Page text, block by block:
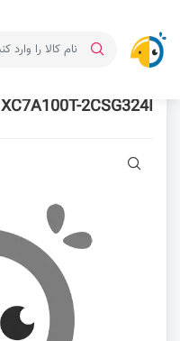
XC7A100T-2CSG324I